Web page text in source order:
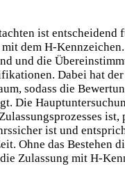
ist entscheidend
dem H-
und die
Dabei hat
sodass die
Die
ist und
Ohne das Bestehen
Zulassung mit H-